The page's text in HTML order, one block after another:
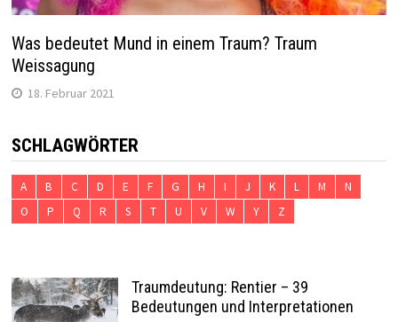
Was bedeutet Mund in einem Traum? Traum
Weissagung
18. Februar 2021
SCHLAGWÖRTER
A B C D E F G H I J K L M
N
O
P Q R S T U V W Y Z
Traumdeutung: Rentier – 39
Bedeutungen und Interpretationen